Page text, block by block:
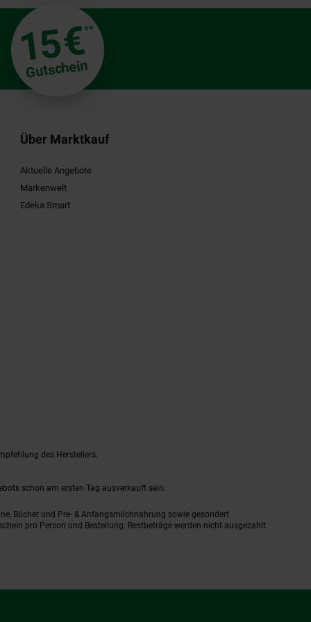
15€**
Gutschein
Über Marktkauf
Aktuelle Angebote
Markenwelt
Edeka Smart
des Herstellers.
schon am ersten Tag ausverkauft sein.
Bücher und Pre- & Anfangsmilchnahrung sowie gesondert
pro Person und Bestellung. Restbeträge werden nicht ausgezahlt.